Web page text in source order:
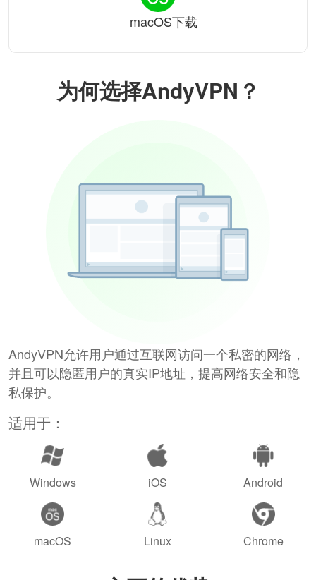
为何选择AndyVPN？
AndyVPN允许用户通过互联网访问一个私密的网络，
并且可以隐匿用户的真实IP地址，提高网络安全和隐
私保护。
适用于：
Windows iOS Android
macOS Linux Chrome
macOS下载